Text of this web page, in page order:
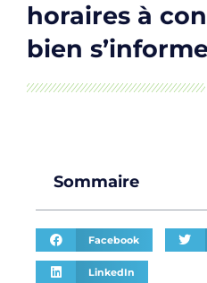
horaires à
bien
Sommaire
Facebook
LinkedIn